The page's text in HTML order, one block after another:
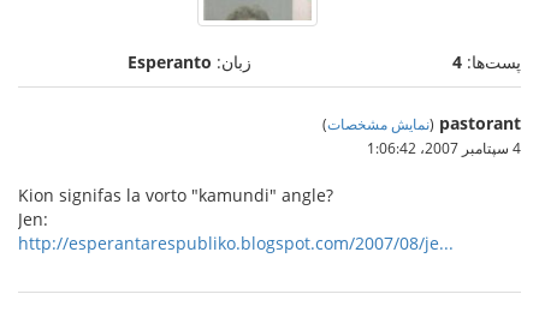
پست‌ها: 4 زبان: Esperanto
pastorant
(نمایش مشخصات)
4 سپتامبر 2007،‏ 1:06:42
Kion signifas la vorto "kamundi" angle?
Jen:
http://esperantarespubliko.blogspot.com/2007/08/je...